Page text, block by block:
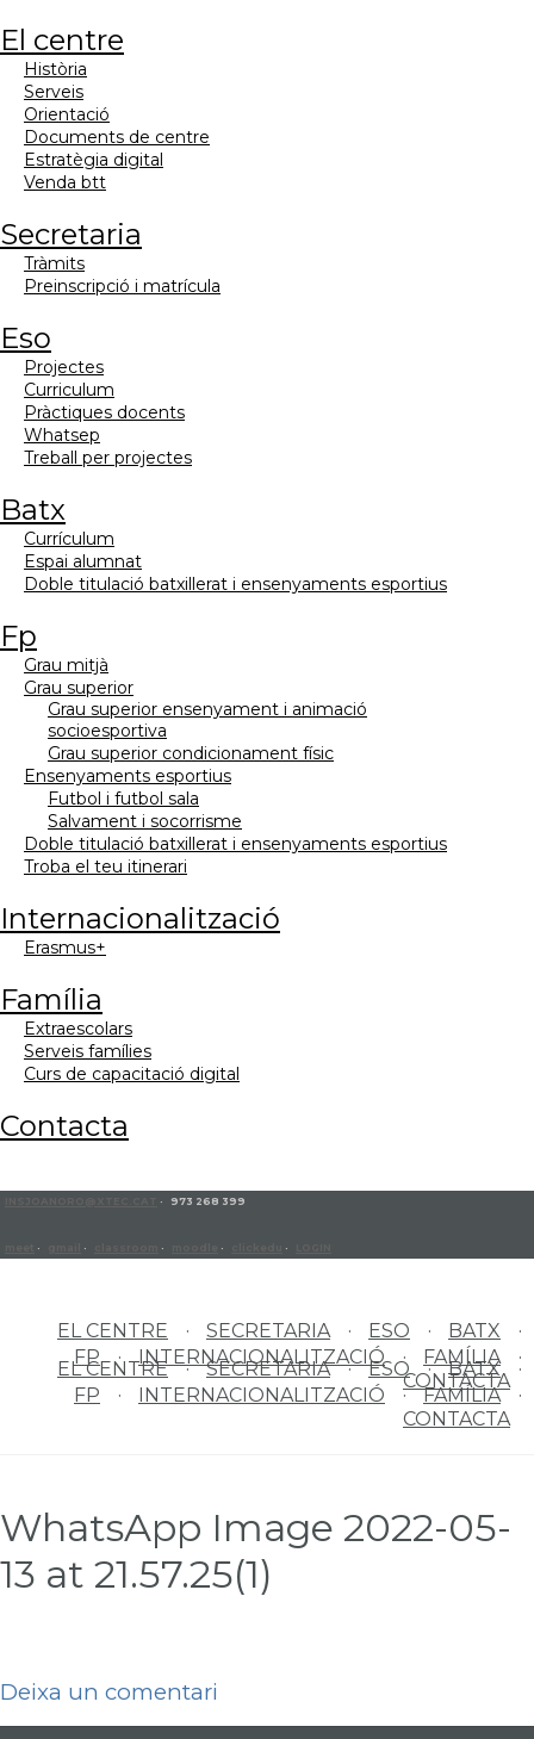
el centre
història
serveis
orientació
documents de centre
estratègia digital
venda btt
secretaria
tràmits
preinscripció i matrícula
eso
projectes
curriculum
pràctiques docents
whatsep
treball per projectes
batx
currículum
espai alumnat
doble titulació batxillerat i ensenyaments esportius
fp
grau mitjà
grau superior
grau superior ensenyament i animació
socioesportiva
grau superior condicionament físic
ensenyaments esportius
futbol i futbol sala
salvament i socorrisme
doble titulació batxillerat i ensenyaments esportius
troba el teu itinerari
internacionalització
erasmus+
família
extraescolars
serveis famílies
curs de capacitació digital
contacta
· 973 268 399
· · · · ·
EL CENTRE SECRETARIA ESO
BATX
FP
INTERNACIONALITZACIÓ
FAMÍLIA
CONTACTA
EL CENTRE SECRETARIA ESO
BATX
FP
INTERNACIONALITZACIÓ
FAMÍLIA
CONTACTA
WhatsApp Image 2022-05-
13 at 21.57.25(1)
Deixa un comentari